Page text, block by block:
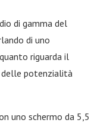
di gamma del
di uno
riguarda il
potenzialità
uno schermo da 5,5